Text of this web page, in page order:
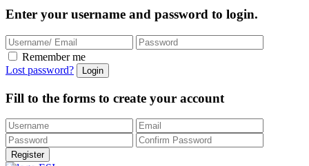
Enter your username and password to login.
Remember me
Lost password?
Fill to the forms to create your account